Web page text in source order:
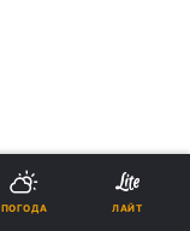
ПОГОДА ЛАЙТ